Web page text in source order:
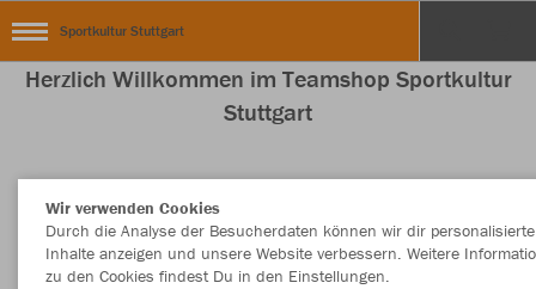
Sportkultur Stuttgart
Herzlich Willkommen im Teamshop Sportkultur
Stuttgart
Nachhaltig Farbe
Wir verwenden Cookies
Durch die Analyse der Besucherdaten können wir dir personalisierte
Inhalte anzeigen und unsere Website verbessern. Weitere
zu den Cookies findest Du in den Einstellungen.